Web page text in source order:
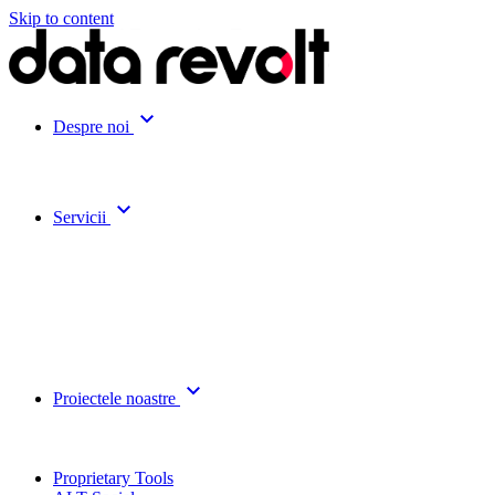
Skip to content
Despre noi expand_more
Servicii expand_more
Proiectele noastre expand_more
Proprietary Tools